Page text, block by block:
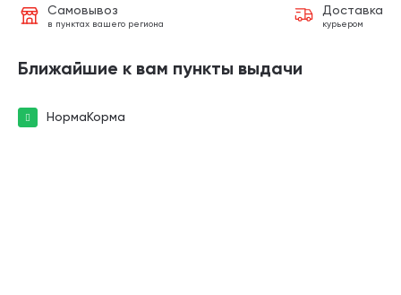
Самовывоз
в пунктах вашего региона
Доставка
курьером
Ближайшие к вам пункты выдачи
НормаКорма